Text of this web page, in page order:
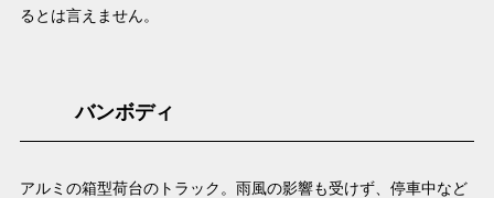
るとは言えません。
バンボディ
アルミの箱型荷台のトラック。雨風の影響も受けず、停車中など